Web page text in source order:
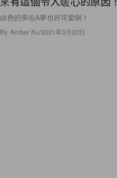
綠色的多啦A夢也好可愛啊！
By Amber Ku/2021年3月22日